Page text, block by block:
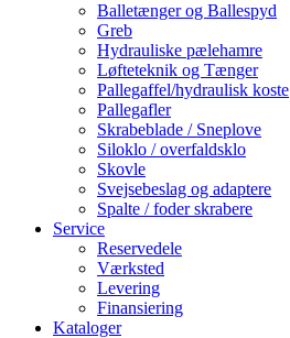
Balletænger og Ballespyd
Greb
Hydrauliske pælehamre
Løfteteknik og Tænger
Pallegaffel/hydraulisk koste
Pallegafler
Skrabeblade / Sneplove
Siloklo / overfaldsklo
Skovle
Svejsebeslag og adaptere
Spalte / foder skrabere
Service
Reservedele
Værksted
Levering
Finansiering
Kataloger